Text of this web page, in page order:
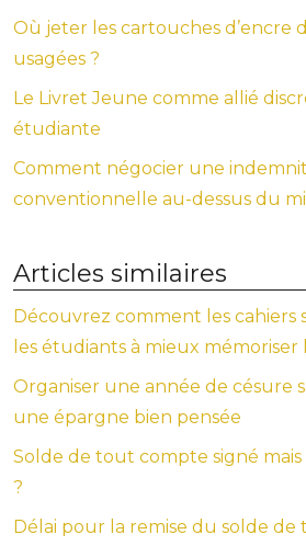
Où jeter les cartouches d’encre
usagées ?
Le Livret Jeune comme allié
étudiante
Comment négocier une
conventionnelle au-dessus du
Articles similaires
Découvrez comment les
les étudiants à mieux mémoriser
Organiser une année de césure
une épargne bien pensée
Solde de tout compte signé mais
?
Délai pour la remise du solde de